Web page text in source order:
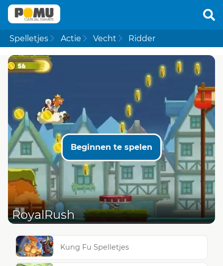
Spelletjes Actie Vecht Ridder
Beginnen te spelen
RoyalRush
Kung Fu Spelletjes